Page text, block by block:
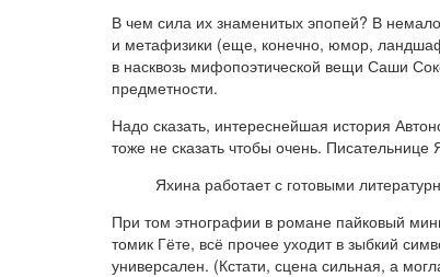
В чем сила их знаменитых эпопей? В
и метафизики (еще, конечно, юмор,
в насквозь мифопоэтической вещи Саши
предметности.
Надо сказать, интереснейшая история
тоже не сказать чтобы очень. Писательнице
Яхина работает с готовыми
При том этнографии в романе пайковый
томик Гёте, всё прочее уходит в зыбкий
универсален. (Кстати, сцена сильная, а